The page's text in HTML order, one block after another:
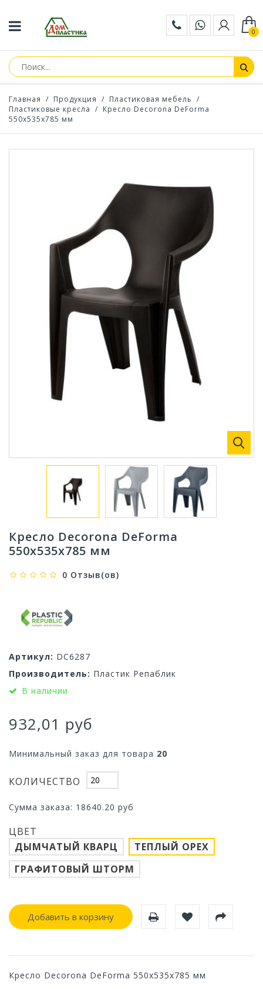
0
Главная / Продукция / Пластиковая мебель /
Пластиковые кресла / Кресло Decorona DeForma
550x535x785 мм
Кресло Decorona DeForma
550x535x785 мм
0 Отзыв(ов)
Артикул: DC6287
Производитель: Пластик Репаблик
В наличии
932,01 руб
Минимальный заказ для товара 20
КОЛИЧЕСТВО
Сумма заказа: 18640.20 руб
ЦВЕТ
ДЫМЧАТЫЙ КВАРЦ
ТЕПЛЫЙ ОРЕХ
ГРАФИТОВЫЙ ШТОРМ
Добавить в корзину
Кресло Decorona DeForma 550x535x785 мм